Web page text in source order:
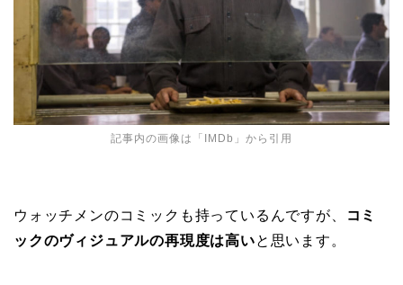
記事内の画像は「 IMDb 」から引用
ウォッチメンのコミックも持っているんですが、
コミ
ックのヴィジュアルの再現度は高いと思います。